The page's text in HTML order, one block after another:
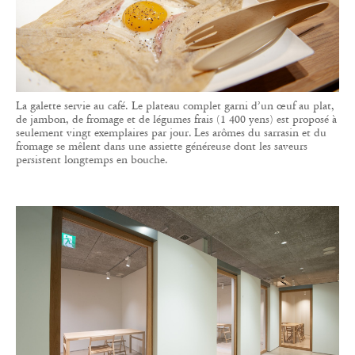
La galette servie au café. Le plateau complet garni d’un œuf au plat,
de jambon, de fromage et de légumes frais (1 400 yens) est proposé à
seulement vingt exemplaires par jour. Les arômes du sarrasin et du
fromage se mêlent dans une assiette généreuse dont les saveurs
persistent longtemps en bouche.